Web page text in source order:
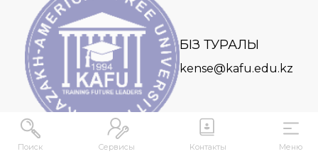
Поиск Сервисы Контакты Меню
БІЗ ТУРАЛЫ
kense@kafu.edu.kz